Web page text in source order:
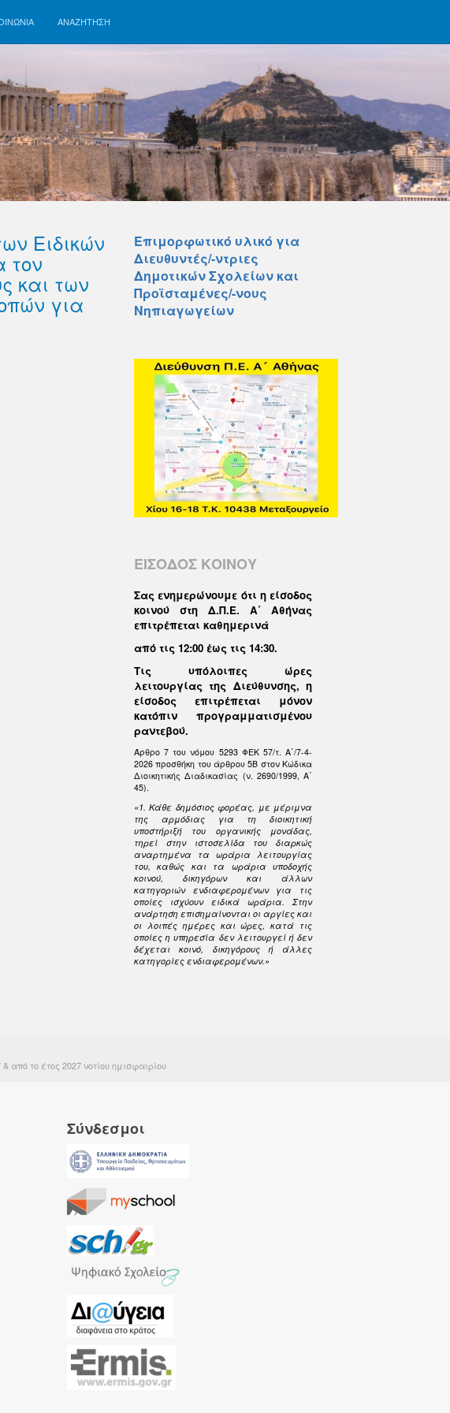
ΑΝΑΖΉΤΗΣΗ
Ειδικών
τον
και των
για
Επιμορφωτικό υλικό για
Διευθυντές/-ντριες
Δημοτικών Σχολείων και
Προϊσταμένες/-νους
Νηπιαγωγείων
ΕΙΣΟΔΟΣ ΚΟΙΝΟΥ
Σας ενημερώνουμε ότι η είσοδος
κοινού στη Δ.Π.Ε. Α΄ Αθήνας
επιτρέπεται καθημερινά
από τις 12:00 έως τις 14:30.
Τις υπόλοιπες ώρες
λειτουργίας της Διεύθυνσης, η
είσοδος επιτρέπεται μόνον
κατόπιν προγραμματισμένου
ραντεβού.
Άρθρο 7 του νόμου 5293 ΦΕΚ 57/τ. Α΄/7-4-
2026 προσθήκη του άρθρου 5Β στον Κώδικα
Διοικητικής Διαδικασίας (ν. 2690/1999, Α΄
45).
«1. Κάθε δημόσιος φορέας, με μέριμνα
της αρμόδιας για τη διοικητική
υποστήριξή του οργανικής μονάδας,
τηρεί στην ιστοσελίδα του διαρκώς
αναρτημένα τα ωράρια λειτουργίας
του, καθώς και τα ωράρια υποδοχής
κοινού, δικηγόρων και άλλων
κατηγοριών ενδιαφερομένων για τις
οποίες ισχύουν ειδικά ωράρια. Στην
ανάρτηση επισημαίνονται οι αργίες και
οι λοιπές ημέρες και ώρες, κατά τις
οποίες η υπηρεσία δεν λειτουργεί ή δεν
δέχεται κοινό, δικηγόρους ή άλλες
κατηγορίες ενδιαφερομένων.»
το έτος 2027 νοτίου ημισφαιρίου
Σύνδεσμοι